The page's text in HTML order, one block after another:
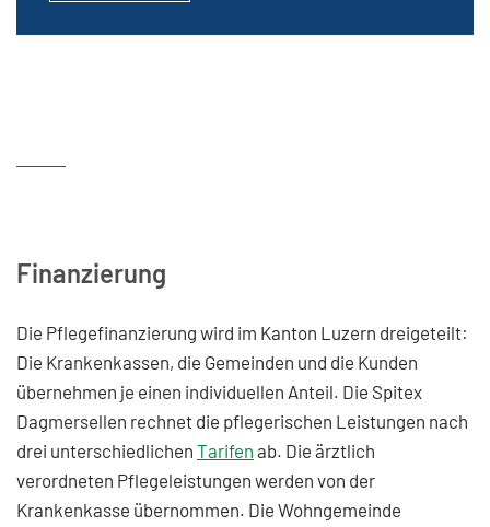
Finanzierung
Die Pflegefinanzierung wird im Kanton Luzern dreigeteilt:
Die Krankenkassen, die Gemeinden und die Kunden
übernehmen je einen individuellen Anteil. Die Spitex
Dagmersellen rechnet die pflegerischen Leistungen nach
drei unterschiedlichen Tarifen ab. Die ärztlich
verordneten Pflegeleistungen werden von der
Krankenkasse übernommen. Die Wohngemeinde